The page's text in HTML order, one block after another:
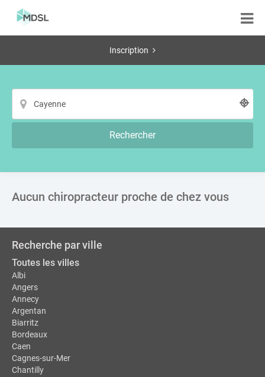
Inscription
Rechercher
Aucun chiropracteur proche de chez vous
Recherche par ville
Toutes les villes
Albi
Angers
Annecy
Argentan
Biarritz
Bordeaux
Caen
Cagnes-sur-Mer
Chantilly